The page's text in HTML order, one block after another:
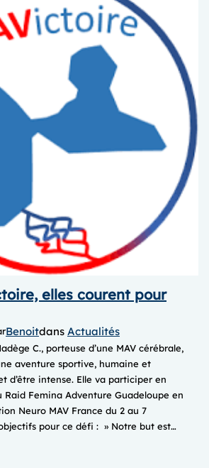
elles courent pour
Benoitdans Actualités
C., porteuse d’une MAV cérébrale,
aventure sportive, humaine et
d’être intense. Elle va participer en
Femina Adventure Guadeloupe en
Neuro MAV France du 2 au 7
pour ce défi : » Notre but est…